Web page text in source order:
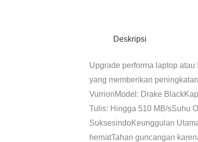
Deskripsi
Upgrade performa laptop
yang memberikan
VurrionModel: Drake
Tulis: Hingga 510 MB/sSuhu
SuksesindoKeunggulan
hematTahan guncangan